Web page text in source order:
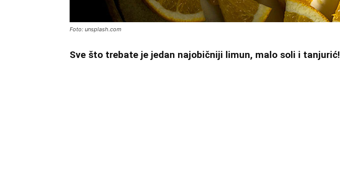
Foto: unsplash.com
Sve što trebate je jedan najobičniji limun, malo soli i tanjurić!